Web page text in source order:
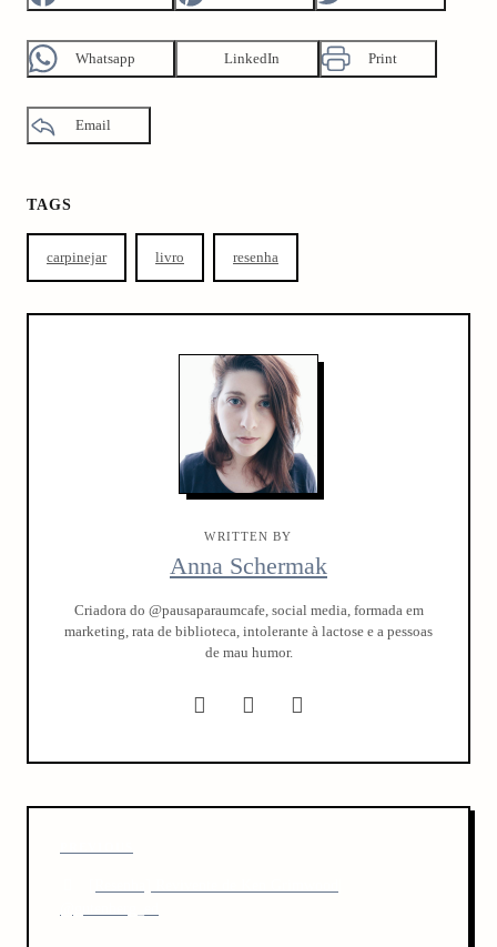
Whatsapp LinkedIn Print
Email
TAGS
carpinejar livro resenha
WRITTEN BY
Anna Schermak
Criadora do @pausaparaumcafe, social media, formada em
marketing, rata de biblioteca, intolerante à lactose e a pessoas
de mau humor.
P
v